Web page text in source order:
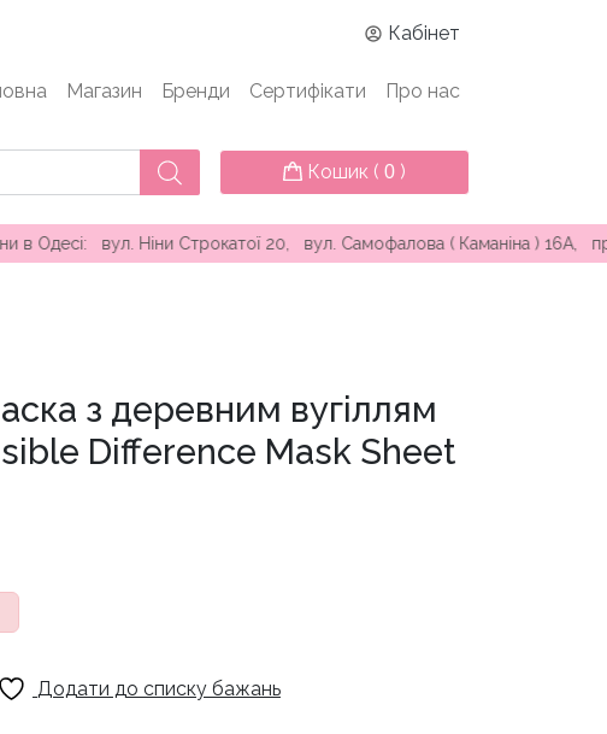
Кабінет
Магазин Бренди Сертифікати Про нас
Кошик ( 0 )
Ніни Строкатої 20, вул. Самофалова ( Каманіна ) 16А,
з деревним вугіллям
Difference Mask Sheet
Додати до списку бажань